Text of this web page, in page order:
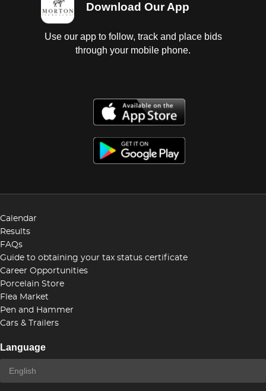
Download Our App
Use our app to follow, track and place bids
through your mobile phone.
Calendar
Results
FAQs
Guide to obtaining your tax status certificate
Career Opportunities
Porcelain Store
Flea Market
Pen and Hammer
Cars & Trailers
Language